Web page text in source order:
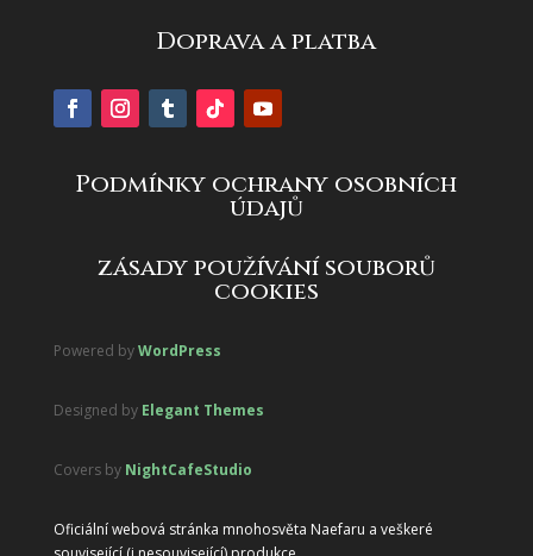
Doprava a platba
Podmínky ochrany osobních
údajů
zásady používání souborů
cookies
Powered byWordPress
Designed by Elegant Themes
Covers by NightCafeStudio
Oficiální webová stránka mnohosvěta Naefaru a veškeré